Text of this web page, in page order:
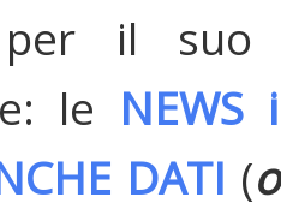
per il suo
le
DATI (